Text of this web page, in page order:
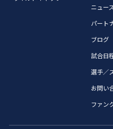
ニュース
パート
ブログ
試合日
選手／
お問い
ファン